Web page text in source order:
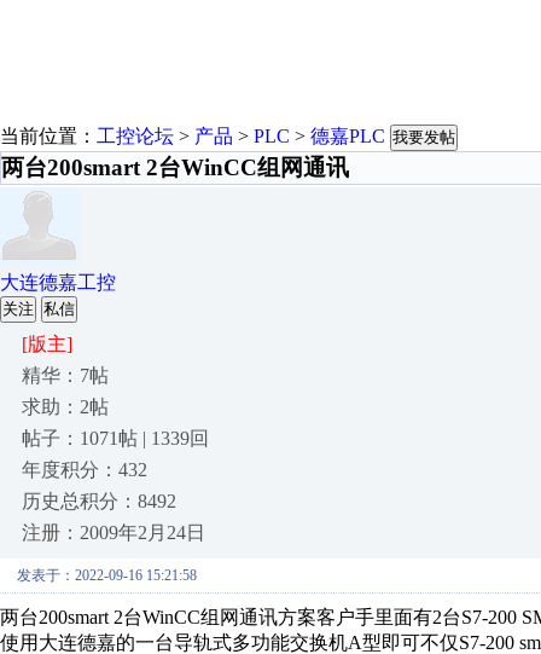
当前位置： 工控论坛 > 产品 > PLC > 德嘉PLC 我要发帖
两台200smart 2台WinCC组网通讯
大连德嘉工控
关注 私信
[版主]
精华：7帖
求助：2帖
帖子：1071帖 | 1339回
年度积分：432
历史总积分：8492
注册：2009年2月24日
发表于：2022-09-16 15:21:58
两台200smart 2台WinCC组网通讯方案客户手里面有2台S7-
使用大连德嘉的一台导轨式多功能交换机A型即可不仅S7-200